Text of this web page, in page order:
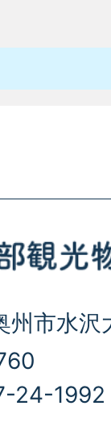
市水沢
24-1992